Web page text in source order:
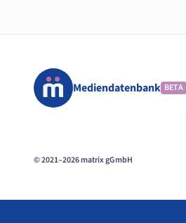
Mediendatenbank BETA
© 2021–2026 matrix gGmbH